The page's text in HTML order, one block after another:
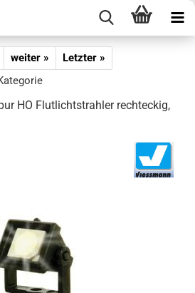
weiter »
Letzter »
HO Flutlichtstrahler rechteckig,